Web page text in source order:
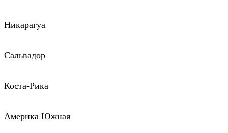
Никарагуа
Сальвадор
Коста-Рика
Америка Южная